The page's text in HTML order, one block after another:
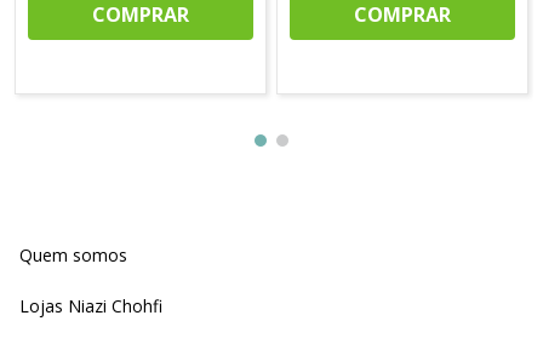
COMPRAR COMPRAR
Quem somos
Lojas Niazi Chohfi